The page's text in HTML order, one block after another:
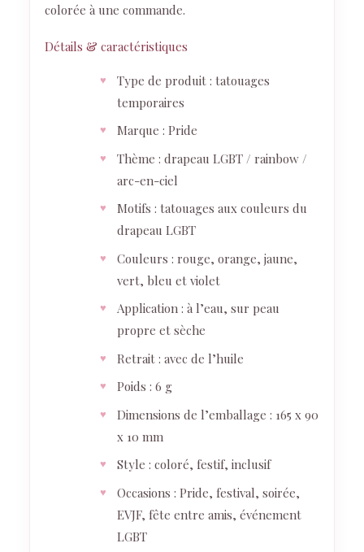
colorée à une commande.
Détails & caractéristiques
Type de produit : tatouages
temporaires
Marque : Pride
Thème : drapeau LGBT / rainbow /
arc-en-ciel
Motifs : tatouages aux couleurs du
drapeau LGBT
Couleurs : rouge, orange, jaune,
vert, bleu et violet
Application : à l’eau, sur peau
propre et sèche
Retrait : avec de l’huile
Poids : 6 g
Dimensions de l’emballage : 165 x 90
x 10 mm
Style : coloré, festif, inclusif
Occasions : Pride, festival, soirée,
EVJF, fête entre amis, événement
LGBT